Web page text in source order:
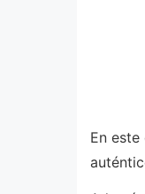
En